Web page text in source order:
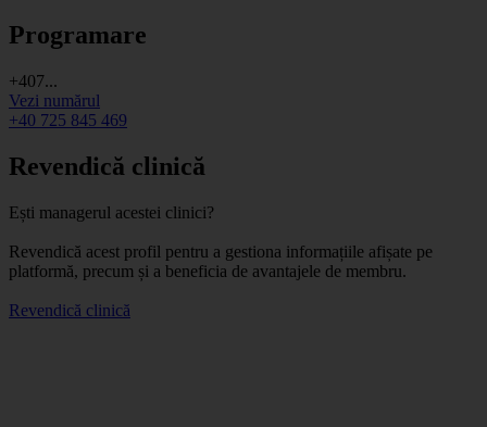
Programare
+407...
Vezi numărul
+40 725 845 469
Revendică clinică
Ești managerul acestei clinici?
Revendică acest profil pentru a gestiona informațiile afișate pe
platformă, precum și a beneficia de avantajele de membru.
Revendică clinică